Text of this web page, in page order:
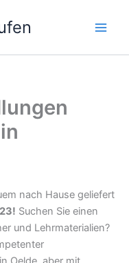
nach Hause geliefert
Suchen Sie einen
und Lehrmaterialien?